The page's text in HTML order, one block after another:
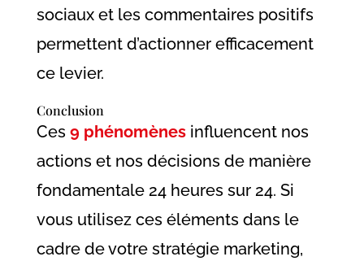
sociaux et les commentaires positifs
permettent d’actionner efficacement
ce levier.
Conclusion
Ces 9 phénomènesinfluencent nos
actions et nos décisions de manière
fondamentale 24 heures sur 24. Si
vous utilisez ces éléments dans le
cadre de votre stratégie marketing,